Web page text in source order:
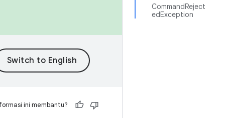
CommandReject
edException
ini membantu?